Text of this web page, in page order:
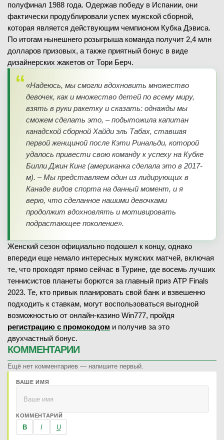
полуфинал 1988 года. Одержав победу в Испании, они
фактически продублировали успех мужской сборной,
которая является действующим чемпионом Кубка Дэвиса.
По итогам нынешнего розыгрыша команда получит 2,4 млн
долларов призовых, а также приятный бонус в виде
дизайнерских жакетов от Тори Берч.
«Надеюсь, мы смогли вдохновить множество
девочек, как и множество детей по всему миру,
взять в руки ракетку и сказать: однажды мы
сможем сделать это, – подытожила капитан
канадской сборной Хайди эль Табах, ставшая
первой женщиной после Кэти Ринальди, которой
удалось привести свою команду к успеху на Кубке
Билли Джин Кинг (американка сделала это в 2017-
м). – Мы представляем один из лидирующих в
Канаде видов спорта на данный момент, и я
верю, что сделанное нашими девочками
продолжит вдохновлять и мотивировать
подрастающее поколение».
Женский сезон официально подошел к концу, однако
впереди еще немало интересных мужских матчей, включая
те, что проходят прямо сейчас в Турине, где восемь лучших
теннисистов планеты борются за главный приз ATP Finals
2023. Те, кто привык планировать свой банк и взвешенно
подходить к ставкам, могут воспользоваться выгодной
возможностью от онлайн-казино Win777, пройдя
регистрацию с промокодом и получив за это
двухчастный бонус.
КОММЕНТАРИИ
Ещё нет комментариев — напишите первый.
ВАШЕ ИМЯ
КОММЕНТАРИЙ
B I U